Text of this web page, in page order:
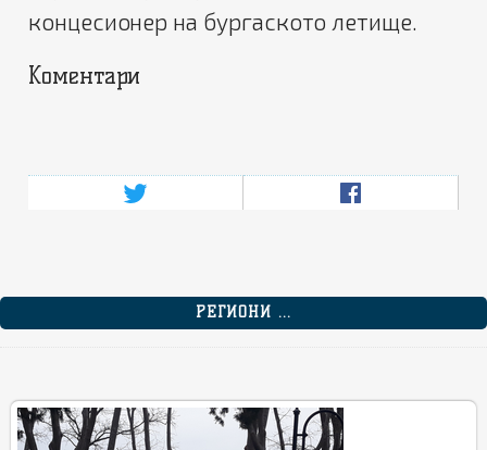
концесионер на бургаското летище.
Коментари
РЕГИОНИ ...